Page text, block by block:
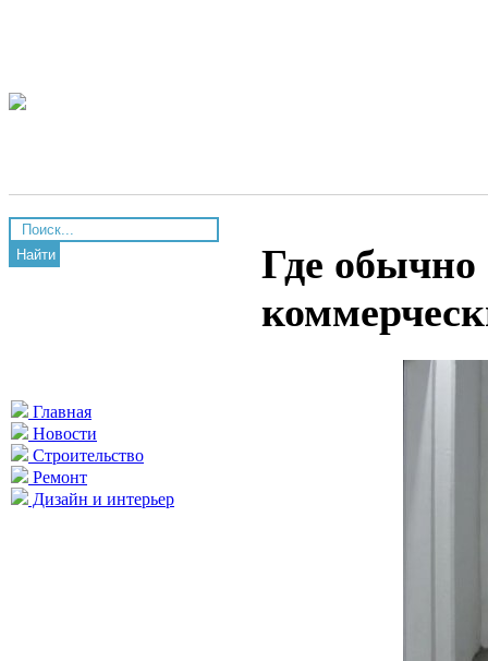
Найти
Главная
Новости
Строительство
Ремонт
Дизайн и интерьер
Где